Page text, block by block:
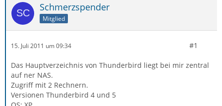
Schmerzspender
Mitglied
15. Juli 2011 um 09:34 #1
Das Hauptverzeichnis von Thunderbird liegt bei mir zentral
auf ner NAS.
Zugriff mit 2 Rechnern.
Versionen Thunderbird 4 und 5